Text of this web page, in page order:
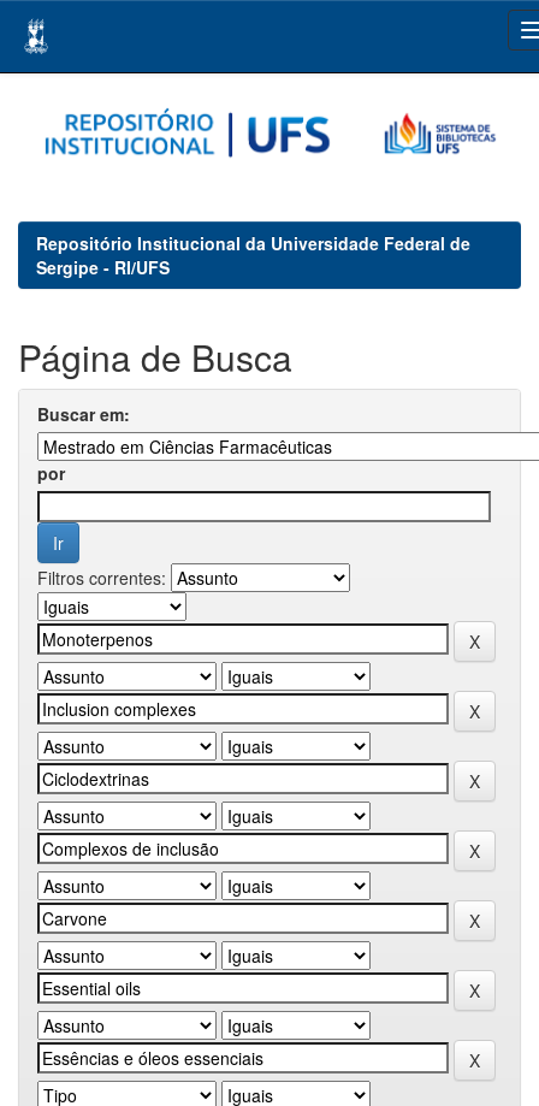
navigation
Repositório Institucional da Universidade Federal de
Sergipe - RI/UFS
Página de Busca
Buscar em:
por
Filtros correntes: